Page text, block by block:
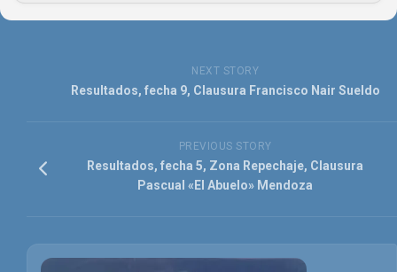
NEXT STORY
Resultados, fecha 9, Clausura Francisco Nair Sueldo
PREVIOUS STORY
Resultados, fecha 5, Zona Repechaje, Clausura
Pascual «El Abuelo» Mendoza